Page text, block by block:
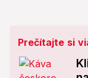
Prečítajte si